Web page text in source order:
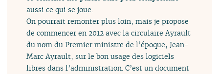
aussi ce qui se joue.
On pourrait remonter plus loin, mais je propose
de commencer en 2012 avec la circulaire Ayrault
du nom du Premier ministre de l’époque, Jean-
Marc Ayrault, sur le bon usage des logiciels
libres dans l’administration. C’est un document